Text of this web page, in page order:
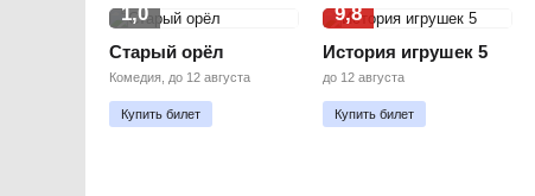
1,0
Старый орёл
Комедия, до 12 августа
Купить билет
9,8
История игрушек 5
до 12 августа
Купить билет